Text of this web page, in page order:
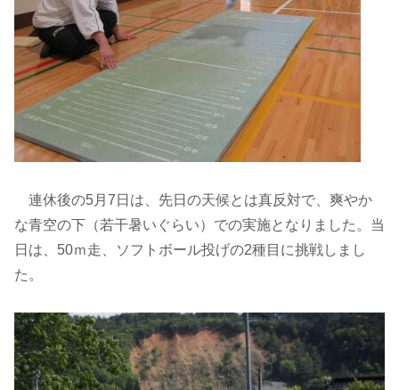
連休後の5月7日は、先日の天候とは真反対で、爽やか
な青空の下（若干暑いぐらい）での実施となりました。当
日は、50ｍ走、ソフトボール投げの2種目に挑戦しまし
た。